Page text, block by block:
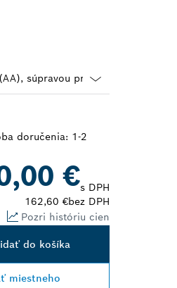
doručenia: 1-2
€s DPH
162,60 €bez DPH
Pozri históriu cien
do košíka
miestneho